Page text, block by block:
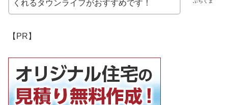
くれるタウンライフがおすすめです！
【PR】